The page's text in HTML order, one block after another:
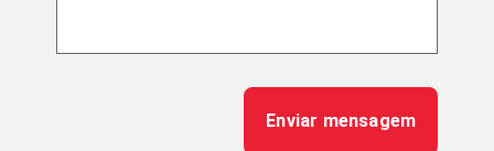
Enviar mensagem